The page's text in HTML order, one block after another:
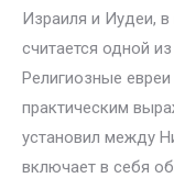
Израиля и Иудеи, в
считается одной
Религиозные
практическим
установил между
включает в себя